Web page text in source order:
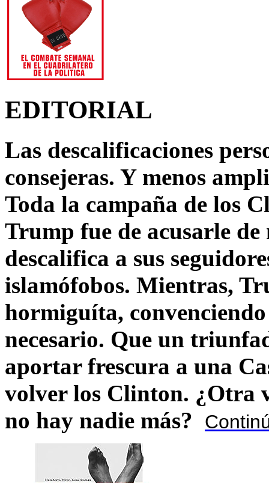
EDITORIAL
Las descalificaciones
consejeras. Y menos
Toda la campaña de los
Trump fue de acusarle
descalifica a sus
islamófobos. Mientras,
hormiguíta,
necesario. Que un
aportar frescura a una
volver los Clinton. ¿Otra
no hay nadie más?